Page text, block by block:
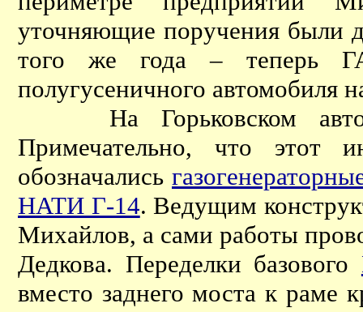
уточняющие поручения были
того же года – теперь
полугусеничного автомобиля
На Горьковском
Примечательно, что этот
обозначались
НАТИ Г-14. Ведущим
Михайлов, а сами работы
Дедкова. Переделки базового
вместо заднего моста к раме